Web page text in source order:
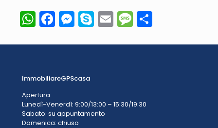
WhatsApp
Facebook
Messenger
Skype
EmailMessage
ImmobiliareGPScasa
Apertura
Lunedì-Venerdì: 9:00/13:00 – 15:30/19:30
Sabato: su appuntamento
Domenica: chiuso